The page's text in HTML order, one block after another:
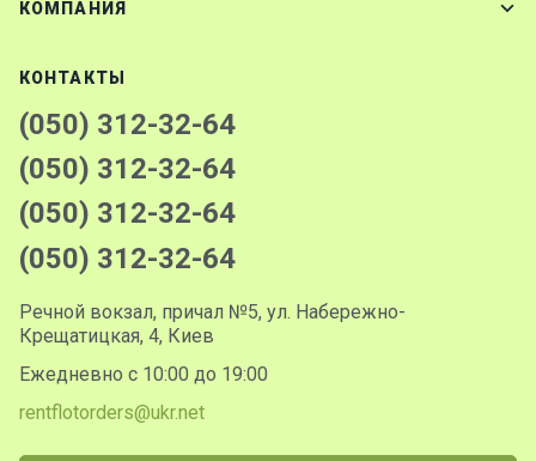
КОМПАНИЯ
КОНТАКТЫ
(050) 312-32-64
(050) 312-32-64
(050) 312-32-64
(050) 312-32-64
Речной вокзал, причал №5, ул. Набережно-
Крещатицкая, 4, Киев
Ежедневно с 10:00 до 19:00
rentflotorders@ukr.net